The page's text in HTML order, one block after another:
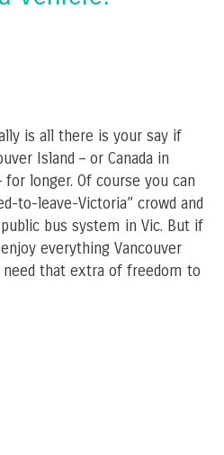
is all there is your say if
Island – or Canada in
longer. Of course you can
to-leave-Victoria” crowd and
bus system in Vic. But if
everything Vancouver
need that extra of freedom to